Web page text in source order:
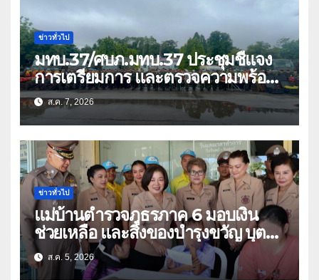
ข่าวทั่วไป
มทบ.37/ศบภ.มทบ.37 ประชุมชี้แจง
การเตรียมการ และตรวจความพร้อม
ด้านการบรรเทาสาธารณภัย
ส.ค. 7, 2026
ข่าวทั่วไป
แม่บ้านตำรวจภูธรภาค 6 มอบเงิน
ช่วยเหลือ และสิ่งของบำรุงขวัญ บุตร-
ธิดา ข้าราชการตำรวจจังหวัด
อุทัยธานี
ส.ค. 5, 2026